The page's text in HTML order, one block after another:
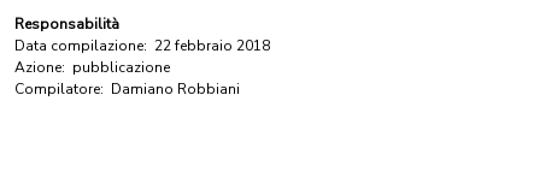
Responsabilità
Data compilazione: 22 febbraio 2018
Azione: pubblicazione
Compilatore: Damiano Robbiani